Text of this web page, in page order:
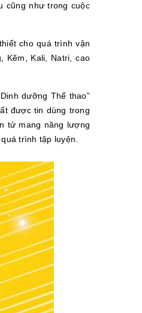
cũng như trong cuộc
cho quá trình vận
Kẽm, Kali, Natri, cao
dưỡng Thể thao”
được tin dùng trong
tử mang năng lượng
trình tập luyện.